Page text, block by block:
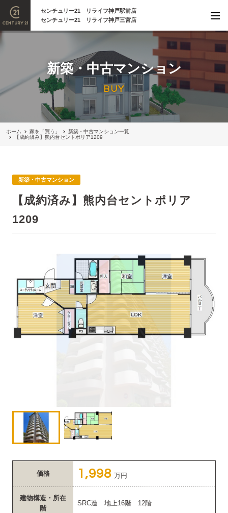
センチュリー21 リライフ神戸駅前店
センチュリー21 リライフ神戸三宮店
新築・中古マンション
BUY
ホーム 家を「買う」
新築・中古マンション一覧
【成約済み】熊内台セントポリア1209
新築・中古マンション
【成約済み】熊内台セントポリア
1209
価格 1,998 万円
建物構造・所在
階
SRC造 地上16階 12階